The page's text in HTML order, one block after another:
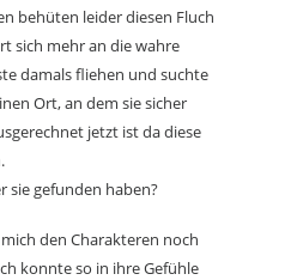
behüten leider diesen Fluch
sich mehr an die wahre
damals fliehen und suchte
Ort, an dem sie sicher
jetzt ist da diese
sie gefunden haben?
den Charakteren noch
konnte so in ihre Gefühle